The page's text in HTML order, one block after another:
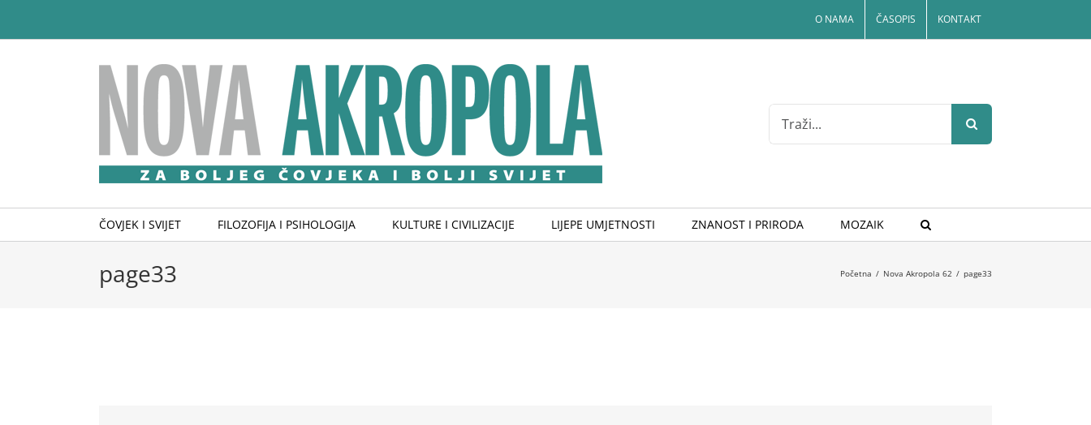
content
O NAMA ČASOPIS KONTAKT
Search
for:
ČOVJEK I SVIJET FILOZOFIJA I PSIHOLOGIJA KULTURE I CIVILIZACIJE LIJEPE UMJETNOSTI ZNANOST I PRIRODA MOZAIK
page33 Početna / Nova Akropola 62 / page33